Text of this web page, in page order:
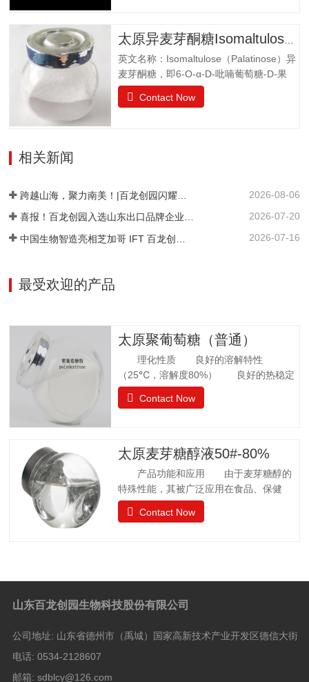
小，效果显著，不会破坏原有食品的风
味。添加在焙烤食品中，可保持水分，…
用于功能食品、营养保健食品、冷饮食品
以及低热值食品和运动型饮料配方中。结
晶果糖质量标准GBT20882.3项目要求外观
白色晶体或结晶性粉末气味具有产品特有
的气味果糖（占干基比）/% ≥99.0干燥失
重/%≤0.5pH值4.0~7.05-羟甲基糠醛（以吸
英文名称：Isomaltulose（Palatinose）异
麦芽酮糖，即6-O-α-D-吡喃葡萄糖-D-果
糖，是一种结晶状的还原性二糖，由葡萄
糖与果糖以α-1,6糖苷键结合而成。分子式
能力很强。热稳定比蔗糖略差，不被大多
数细菌和酵母所发酵。遮蔽异味，平衡口
易容易着色。 法规许可中国：食品添加剂
Contact Now
相关新闻
2026-08-06
喜报！百龙创园入选山东出口品牌企业名单 2026-07-20
2026-07-16
最受欢迎的产品
太原聚葡萄糖（普通）
理化性质 良好的溶解特性
（25℃，溶解度80%） 良好的热稳定
性 环境湿度高，充分吸水 法规
许可 57个国家批准应用聚葡萄糖.
聚葡萄糖质量标准 GB25541-2010项目
葡萄糖(以干基、无灰分品计), w/%
≥90.0 干燥减量，w
Contact Now
太原麦芽糖醇液50#-80%
产品功能和应用 由于麦芽糖醇的
特殊性能，其被广泛应用在食品、保健
品、日常卫生品种，例如冰淇淋、果汁制
品、饼干、酱菜、糖果等。 麦芽糖醇
≤—8.0 8.0 水分 W/%1132.0 还原糖（以葡
≤0.10.10.1比旋光度 αm（20℃，
酸盐（以SO4计）/(mg/kg) ≤100100100氯
Contact Now
山东百龙创园生物科技股份有限公司
公司地址: 山东省德州市（禹城）国家高新技术产业开发区德信大街
电话: 0534-2128607
邮箱: sdblcy@126.com